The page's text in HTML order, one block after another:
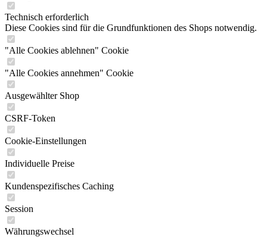
Technisch erforderlich
Diese Cookies sind für die Grundfunktionen des Shops notwendig.
"Alle Cookies ablehnen" Cookie
"Alle Cookies annehmen" Cookie
Ausgewählter Shop
CSRF-Token
Cookie-Einstellungen
Individuelle Preise
Kundenspezifisches Caching
Session
Währungswechsel